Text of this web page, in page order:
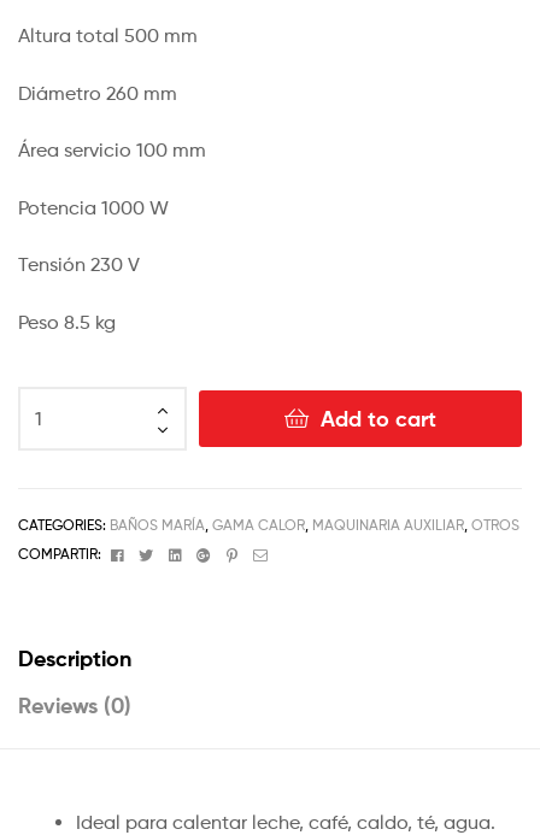
Altura total 500 mm
Diámetro 260 mm
Área servicio 100 mm
Potencia 1000 W
Tensión 230 V
Peso 8.5 kg
Add to cart
CATEGORIES: BAÑOS MARÍA GAMA CALOR MAQUINARIA AUXILIAR OTROS
COMPARTIR:
FacebookTwitterLinkedinGoogle+Pinterest
Email
Description
Reviews (0)
Ideal para calentar leche, café, caldo, té, agua.